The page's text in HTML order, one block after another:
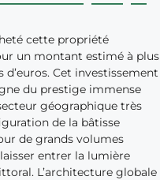
cette propriété
un montant estimé à plus
d’euros. Cet investissement
du prestige immense
géographique très
de la bâtisse
de grands volumes
entrer la lumière
L’architecture globale